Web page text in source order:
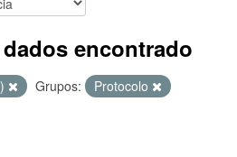
encontrado
Grupos:
Protocolo